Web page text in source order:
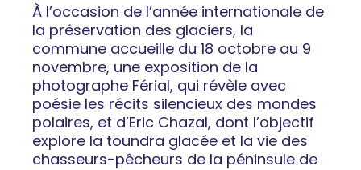
À l’occasion de l’année internationale de
la préservation des glaciers, la
commune accueille du 18 octobre au 9
novembre, une exposition de la
photographe Férial, qui révèle avec
poésie les récits silencieux des mondes
polaires, et d’Eric Chazal, dont l’objectif
explore la toundra glacée et la vie des
chasseurs-pêcheurs de la péninsule de